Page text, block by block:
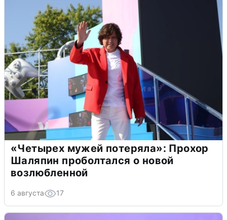
«Четырех мужей потеряла»: Прохор
Шаляпин проболтался о новой
возлюбленной
6 августа 17